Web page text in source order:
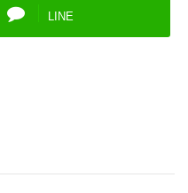
LINE